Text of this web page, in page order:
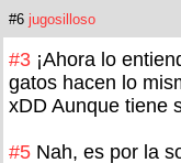
#6 jugosilloso
#3 ¡Ahora lo
gatos hacen lo
xDD Aunque tiene
#5 Nah, es por la